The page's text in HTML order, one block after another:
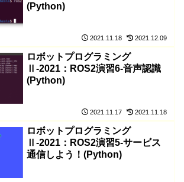
(Python)
2021.11.18 2021.12.09
ロボットプログラミング
Ⅱ-2021：ROS2演習6-音声認識
(Python)
2021.11.17 2021.11.18
ロボットプログラミング
Ⅱ-2021：ROS2演習5-サービス
通信しよう！(Python)